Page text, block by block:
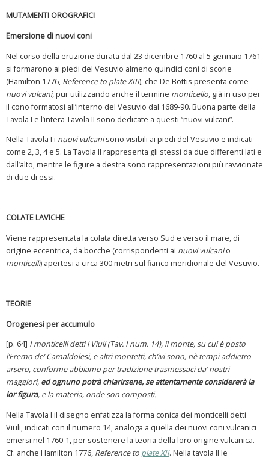
MUTAMENTI OROGRAFICI
Emersione di nuovi coni
Nel corso della eruzione durata dal 23 dicembre 1760 al 5 gennaio 1761
si formarono ai piedi del Vesuvio almeno quindici coni di scorie
(Hamilton 1776, Reference to plate XIII), che De Bottis presenta come
nuovi vulcani, pur utilizzando anche il termine monticello, già in uso per
il cono formatosi all’interno del Vesuvio dal 1689-90. Buona parte della
Tavola I e l’intera Tavola II sono dedicate a questi “nuovi vulcani”.
Nella Tavola I i nuovi vulcanisono visibili ai piedi del Vesuvio e indicati
come 2, 3, 4 e 5. La Tavola II rappresenta gli stessi da due differenti lati e
dall’alto, mentre le figure a destra sono rappresentazioni più ravvicinate
di due di essi.
COLATE LAVICHE
Viene rappresentata la colata diretta verso Sud e verso il mare, di
origine eccentrica, da bocche (corrispondenti ai nuovi vulcanio
monticelli) apertesi a circa 300 metri sul fianco meridionale del Vesuvio.
TEORIE
Orogenesi per accumulo
[p. 64] I monticelli detti i Viuli (Tav. I num. 14), il monte, su cui è posto
l’Eremo de’ Camaldolesi, e altri montetti, ch’ivi sono, nè tempi addietro
arsero, conforme abbiamo per tradizione trasmessaci da’ nostri
maggiori, ed ognuno potrà chiarirsene, se attentamente considererà la
lor figura, e la materia, onde son composti.
Nella Tavola I il disegno enfatizza la forma conica dei monticelli detti
Viuli, indicati con il numero 14, analoga a quella dei nuovi coni vulcanici
emersi nel 1760-1, per sostenere la teoria della loro origine vulcanica.
Cf. anche Hamilton 1776, Reference to plate XII. Nella tavola II le